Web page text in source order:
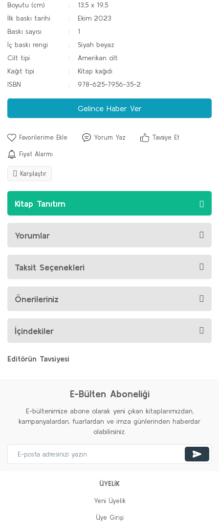
Boyutu (cm)
13,5 x 19,5
İlk baskı tarihi
Ekim 2023
Baskı sayısı
1
İç baskı rengi
Siyah beyaz
Cilt tipi
Amerikan cilt
Kağıt tipi
Kitap kağıdı
ISBN
978-625-7956-35-2
Gelince Haber Ver
Yorum Yaz Tavsiye Et
Fiyat Alarmı
Karşılaştır
Kitap Tanıtım
Yorumlar
Taksit Seçenekleri
Önerileriniz
İçindekiler
Editörün Tavsiyesi
E-Bülten Aboneliği
E-bültenimize abone olarak yeni çıkan kitaplarımızdan,
kampanyalardan, fuarlardan ve imza günlerinden haberdar
olabilirsiniz.
ÜYELİK
Yeni Üyelik
Üye Girişi